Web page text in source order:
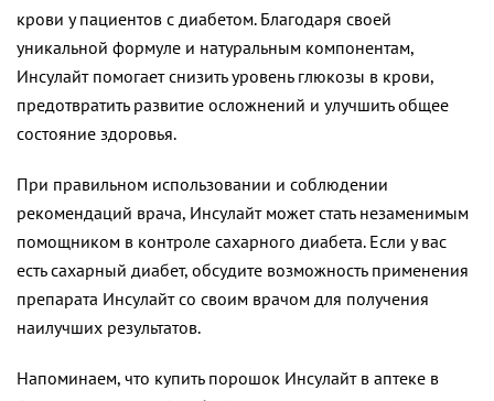
крови у пациентов с диабетом. Благодаря своей
уникальной формуле и натуральным компонентам,
Инсулайт помогает снизить уровень глюкозы в крови,
предотвратить развитие осложнений и улучшить общее
состояние здоровья.
При правильном использовании и соблюдении
рекомендаций врача, Инсулайт может стать незаменимым
помощником в контроле сахарного диабета. Если у вас
есть сахарный диабет, обсудите возможность применения
препарата Инсулайт со своим врачом для получения
наилучших результатов.
Напоминаем, что купить порошок Инсулайт в аптеке в